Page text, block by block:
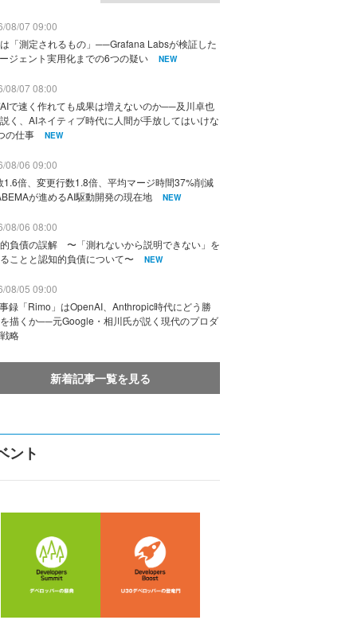
08/07 09:00
「測定されるもの」──Grafana Labsが検証した
ジェント実用化までの6つの疑い
NEW
08/07 08:00
で速く作れても成果は増えないのか──及川卓也
く、AIネイティブ時代に人間が手放してはいけな
の仕事
NEW
08/06 09:00
1.6倍、変更行数1.8倍、平均マージ時間37%削減
が進めるAI駆動開発の現在地
NEW
08/06 08:00
負債の誤解 〜「測れないから説明できない」を
ことと認知的負債について〜
NEW
08/05 09:00
録「Rimo」はOpenAI、Anthropic時代にどう勝
描くか──元Google・相川氏が説く現代のプロダ
略
新着記事一覧を見る
ント